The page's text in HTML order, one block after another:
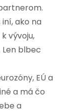
iní, ako na
vývoju,
blbec
EÚ a
a má čo
a